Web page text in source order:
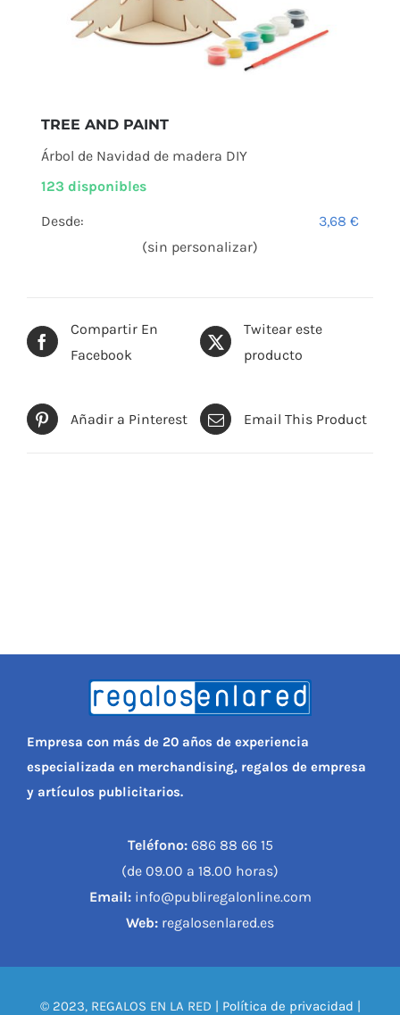
Compartir En
Facebook
Twitear este
producto
Añadir a Pinterest Email This Product
TREE AND PAINT
Árbol de Navidad de madera DIY
123 disponibles
Desde: 3,68€
(sin personalizar)
Empresa con más de 20 años de experiencia
especializada en merchandising, regalos de empresa
y artículos publicitarios.
Teléfono:686 88 66 15
(de 09.00 a 18.00 horas)
Email:info@publiregalonline.com
Web: regalosenlared.es
© 2023, REGALOS EN LA RED | Política de privacidad |